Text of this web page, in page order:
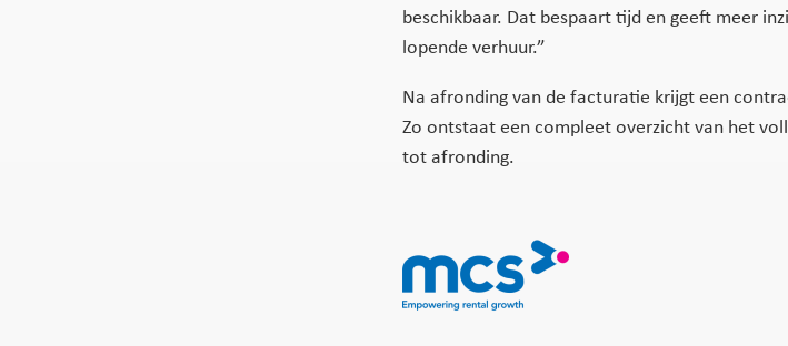
beschikbaar. Dat bespaart tijd en geeft meer
lopende verhuur.”
Na afronding van de facturatie krijgt een
Zo ontstaat een compleet overzicht van het
tot afronding.